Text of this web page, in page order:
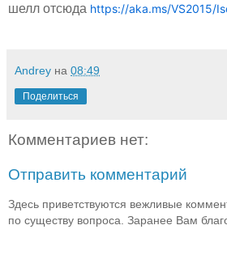
шелл отсюда https://aka.ms/VS2015/
Andrey на 08:49
Поделиться
Комментариев нет:
Отправить комментарий
Здесь приветствуются вежливые
по существу вопроса. Заранее Вам